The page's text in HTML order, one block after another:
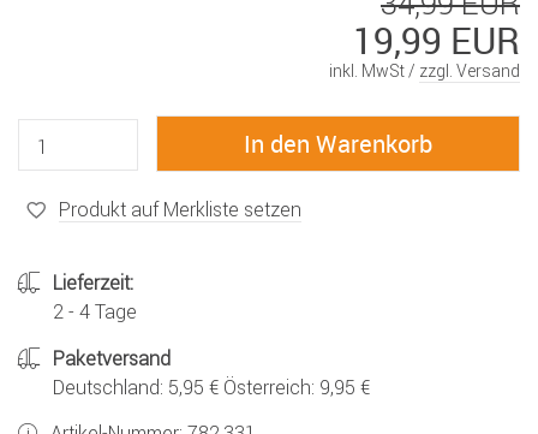
19,99 EUR
inkl. MwSt / zzgl. Versand
Produkt auf Merkliste setzen
Lieferzeit:
2 - 4 Tage
Paketversand
Deutschland: 5,95 € Österreich: 9,95 €